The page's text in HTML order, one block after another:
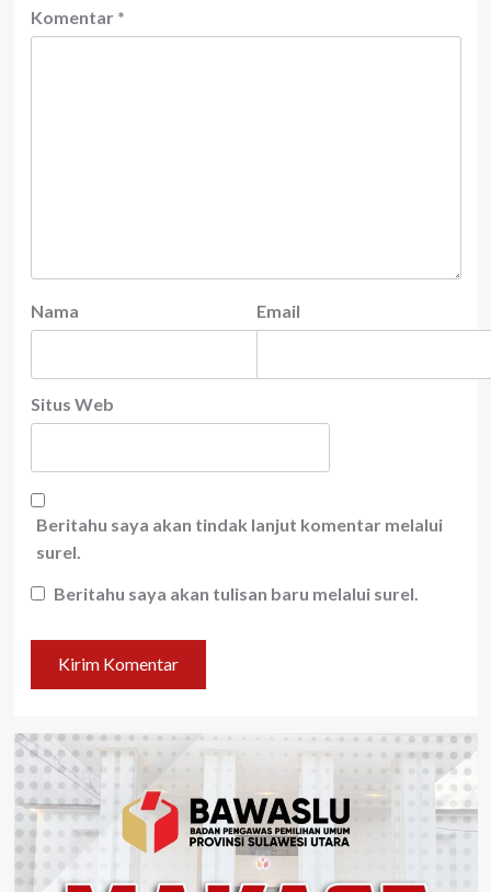
Komentar *
Nama Email
Situs Web
Beritahu saya akan tindak lanjut komentar melalui
surel.
Beritahu saya akan tulisan baru melalui surel.